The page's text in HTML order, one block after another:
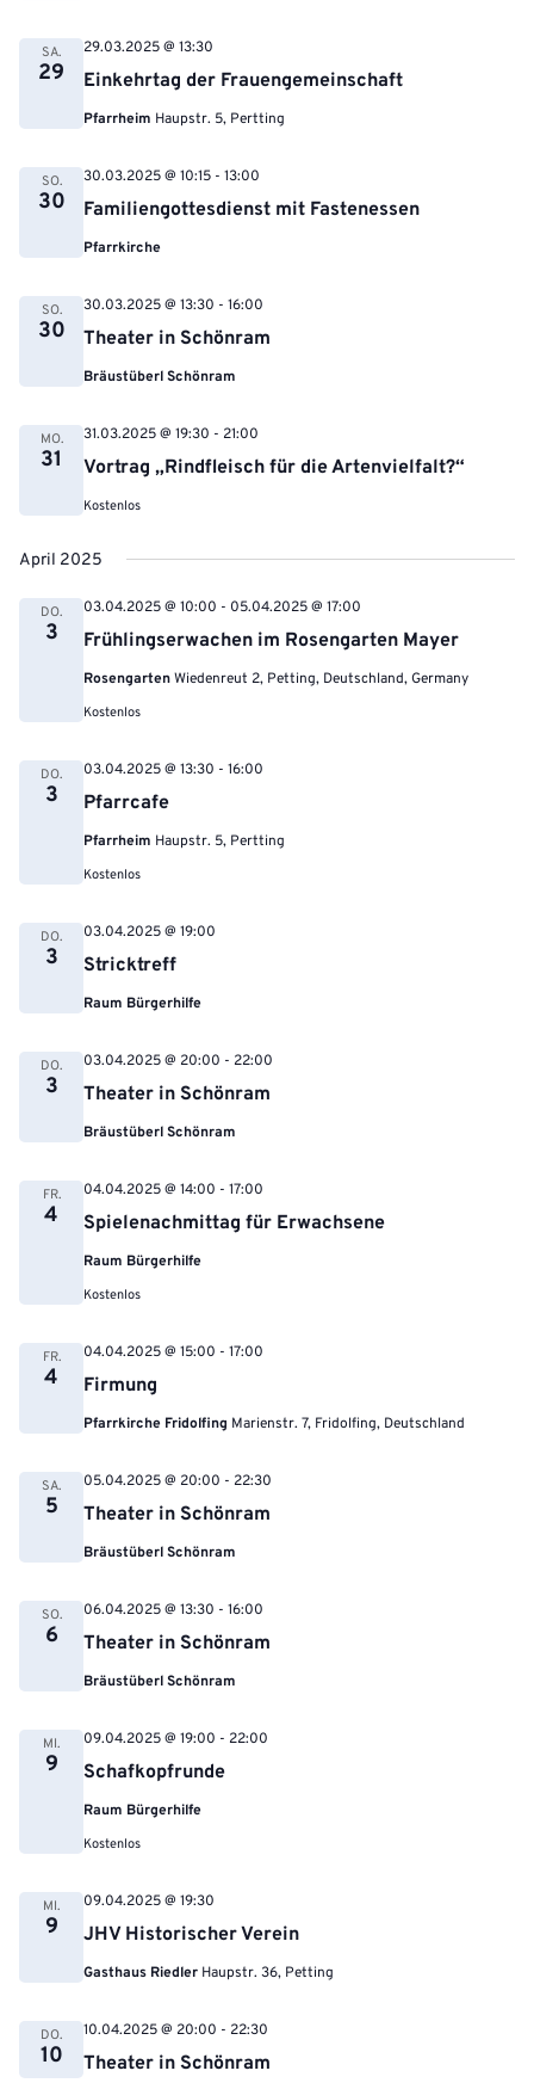
SA.
29 Einkehrtag der Frauengemeinschaft
29.03.2025 @ 13:30
Pfarrheim Haupstr. 5, Pertting
SO.
30 Familiengottesdienst mit Fastenessen
30.03.2025 @ 10:15 - 13:00
Pfarrkirche
SO.
30 Theater in Schönram
30.03.2025 @ 13:30 - 16:00
Bräustüberl Schönram
MO.
31 Vortrag „Rindfleisch für die Artenvielfalt?“
31.03.2025 @ 19:30 - 21:00
Kostenlos
April 2025
DO.
3 Frühlingserwachen im Rosengarten Mayer
03.04.2025 @ 10:00 - 05.04.2025 @ 17:00
RosengartenWiedenreut 2, Petting, Deutschland, Germany
Kostenlos
DO.
3 Pfarrcafe
03.04.2025 @ 13:30 - 16:00
Pfarrheim Haupstr. 5, Pertting
Kostenlos
DO.
3 Stricktreff
03.04.2025 @ 19:00
Raum Bürgerhilfe
DO.
3 Theater in Schönram
03.04.2025 @ 20:00 - 22:00
Bräustüberl Schönram
FR.
4 Spielenachmittag für Erwachsene
04.04.2025 @ 14:00 - 17:00
Raum Bürgerhilfe
Kostenlos
FR.
4 Firmung
04.04.2025 @ 15:00 - 17:00
Pfarrkirche Fridolfing Marienstr. 7, Fridolfing, Deutschland
SA.
5 Theater in Schönram
05.04.2025 @ 20:00 - 22:30
Bräustüberl Schönram
SO.
6 Theater in Schönram
06.04.2025 @ 13:30 - 16:00
Bräustüberl Schönram
MI.
9 Schafkopfrunde
09.04.2025 @ 19:00 - 22:00
Raum Bürgerhilfe
Kostenlos
MI.
9 JHV Historischer Verein
09.04.2025 @ 19:30
Gasthaus Riedler Haupstr. 36, Petting
DO.
10 Theater in Schönram
10.04.2025 @ 20:00 - 22:30